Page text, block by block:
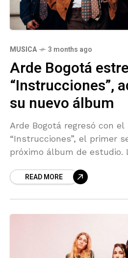
MUSICA 3 months ago
Arde Bogotá
“Instrucciones”,
su nuevo álbum
Arde Bogotá regresó con
“Instrucciones”, el primer
próximo álbum de estudio.
marcada por un sonido
READ MORE